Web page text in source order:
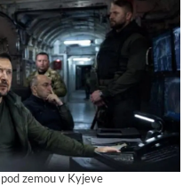
zemou v Kyjeve